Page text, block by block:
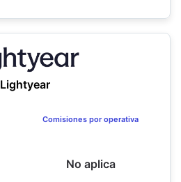
Lightyear
Comisiones por operativa
No aplica